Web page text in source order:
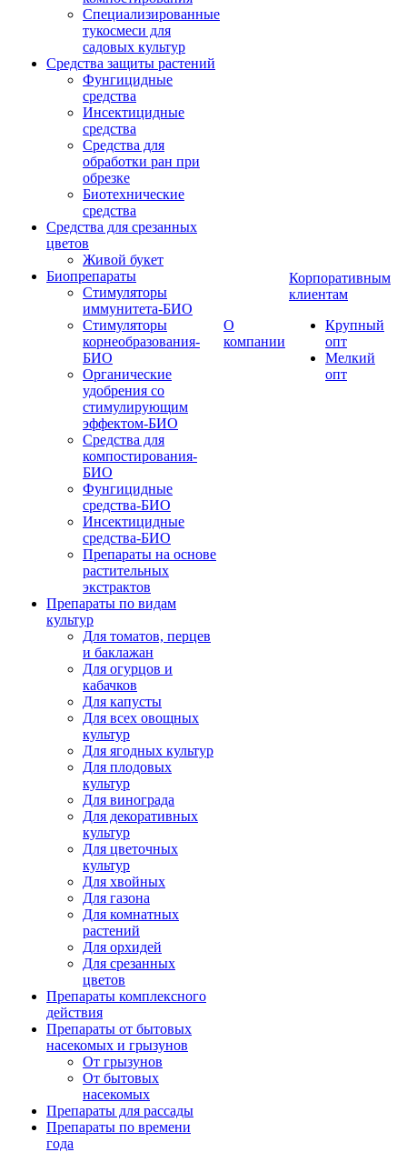
Специализированные
тукосмеси для
садовых культур
Средства защиты растений
Фунгицидные
средства
Инсектицидные
средства
Средства для
обработки ран при
обрезке
Биотехнические
средства
Средства для срезанных
цветов
Живой букет
Биопрепараты
Стимуляторы
иммунитета-БИО
Стимуляторы
корнеобразования-
БИО
Органические
удобрения со
стимулирующим
эффектом-БИО
Средства для
компостирования-
БИО
Фунгицидные
средства-БИО
Инсектицидные
средства-БИО
Препараты на основе
растительных
экстрактов
Препараты по видам
культур
Для томатов, перцев
и баклажан
Для огурцов и
кабачков
Для капусты
Для всех овощных
культур
Для ягодных культур
Для плодовых
культур
Для винограда
Для декоративных
культур
Для цветочных
культур
Для хвойных
Для газона
Для комнатных
растений
Для орхидей
Для срезанных
цветов
Препараты комплексного
действия
Препараты от бытовых
насекомых и грызунов
От грызунов
От бытовых
насекомых
Препараты для рассады
Препараты по времени
года
О
компании
Корпоративным
клиентам
Крупный
опт
Мелкий
опт